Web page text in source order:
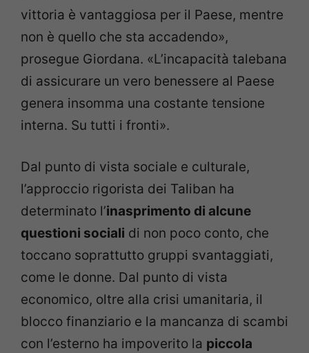
vittoria è vantaggiosa per il Paese, mentre
non è quello che sta accadendo»,
prosegue Giordana. «L’incapacità talebana
di assicurare un vero benessere al Paese
genera insomma una costante tensione
interna. Su tutti i fronti».
Dal punto di vista sociale e culturale,
l’approccio rigorista dei Taliban ha
determinato l’inasprimento di alcune
questioni sociali di non poco conto, che
toccano soprattutto gruppi svantaggiati,
come le donne. Dal punto di vista
economico, oltre alla crisi umanitaria, il
blocco finanziario e la mancanza di scambi
con l’esterno ha impoverito la piccola